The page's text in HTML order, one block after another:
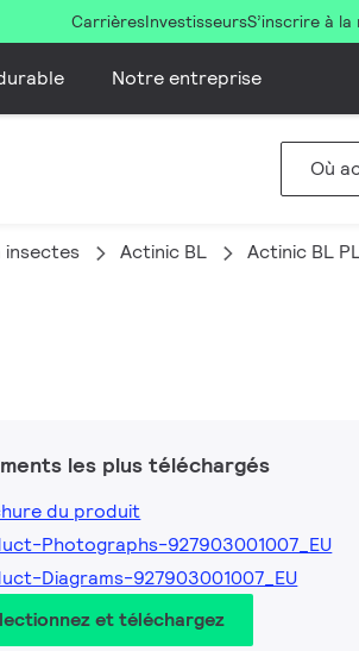
CarrièresInvestisseursS’inscrire à
Notre entreprise
Où
insectes Actinic BL Actinic BL
les plus téléchargés
du produit
Photographs-927903001007_EU
Diagrams-927903001007_EU
et téléchargez